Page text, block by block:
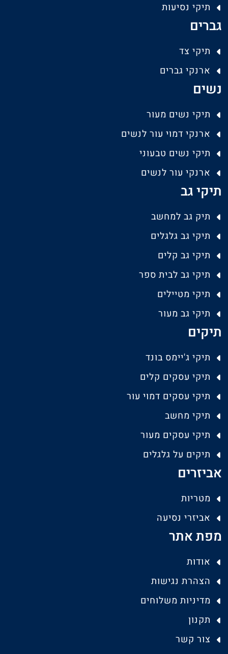
תיקי נסיעות
גברים
תיקי צד
ארנקי גברים
נשים
תיקי נשים מעור
ארנקי דמוי עור לנשים
תיקי נשים טבעוני
ארנקי עור לנשים
תיקי גב
תיק גב למחשב
תיקי גב גלגלים
תיקי גב קלים
תיקי גב לבית ספר
תיקי מטיילים
תיקי גב מעור
תיקים
תיקי ג'יימס בונד
תיקי עסקים קלים
תיקי עסקים דמוי עור
תיקי מחשב
תיקי עסקים מעור
תיקים על גלגלים
אביזרים
מטריות
אביזרי נסיעה
מפת אתר
אודות
הצהרת נגישות
מדיניות משלוחים
תקנון
צור קשר